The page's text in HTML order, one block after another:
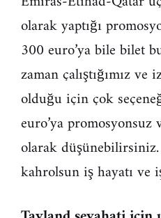
olarak yaptığı
300 euro’ya bile bilet
zaman çalıştığımız
olduğu için çok
euro’ya
olarak
kahrolsun iş hayatı ve